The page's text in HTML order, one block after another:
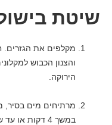
שיטת
מקלפים את הגזרים.
והצנון הכבוש
הירוקה.
מרתיחים מים בסיר,
במשך 4 דקות